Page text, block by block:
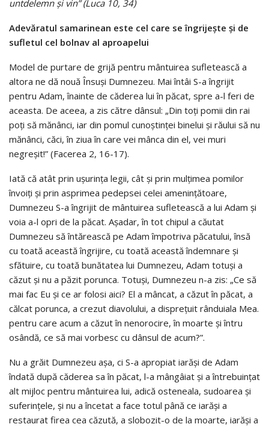
untdelemn şi vin” (Luca 10, 34)
Adevăratul samarinean este cel care se îngrijeşte şi de
sufletul cel bolnav al aproapelui
Model de purtare de grijă pentru mântuirea sufletească a
altora ne dă nouă Însuşi Dumnezeu. Mai întâi S-a îngrijit
pentru Adam, înainte de căderea lui în păcat, spre a-l feri de
aceasta. De aceea, a zis către dânsul: „Din toţi pomii din rai
poţi să mănânci, iar din pomul cunoştinţei binelui şi răului să nu
mănânci, căci, în ziua în care vei mânca din el, vei muri
negreşit!” (Facerea 2, 16-17).
Iată că atât prin uşurinţa legii, cât şi prin mulţimea pomilor
învoiţi şi prin asprimea pedepsei celei ameninţătoare,
Dumnezeu S-a îngrijit de mântuirea sufletească a lui Adam şi
voia a-l opri de la păcat. Aşadar, în tot chipul a căutat
Dumnezeu să întărească pe Adam împotriva păcatului, însă
cu toată această îngrijire, cu toată această îndemnare şi
sfătuire, cu toată bunătatea lui Dumnezeu, Adam totuşi a
căzut şi nu a păzit porunca. Totuşi, Dumnezeu n-a zis: „Ce să
mai fac Eu şi ce ar folosi aici? El a mâncat, a căzut în păcat, a
călcat porunca, a crezut diavolului, a dispreţuit rânduiala Mea.
pentru care acum a căzut în nenorocire, în moarte şi întru
osândă, ce să mai vorbesc cu dânsul de acum?”.
Nu a grăit Dumnezeu aşa, ci S-a apropiat iarăşi de Adam
îndată după căderea sa în păcat, l-a mângâiat şi a întrebuinţat
alt mijloc pentru mântuirea lui, adică osteneala, sudoarea şi
suferinţele, şi nu a încetat a face totul până ce iarăşi a
restaurat firea cea căzută, a slobozit-o de la moarte, iarăşi a